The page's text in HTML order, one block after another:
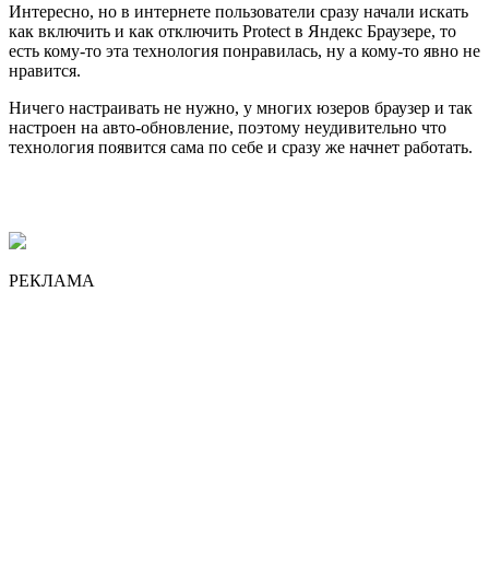
Интересно, но в интернете пользователи сразу начали искать
как включить и как отключить Protect в Яндекс Браузере, то
есть кому-то эта технология понравилась, ну а кому-то явно не
нравится.
Ничего настраивать не нужно, у многих юзеров браузер и так
настроен на авто-обновление, поэтому неудивительно что
технология появится сама по себе и сразу же начнет работать.
РЕКЛАМА